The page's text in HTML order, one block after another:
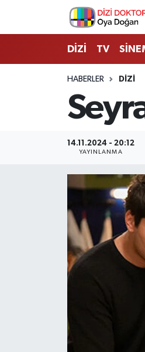
DİZİ TV
HABERLER DİZİ
14.11.2024 - 20:12
YAYINLANMA
İstanbul Nöbetçi
İstanbul Hava Durumu
İstanbul Namaz
Son Dakika Haberleri
Haber Arşivi